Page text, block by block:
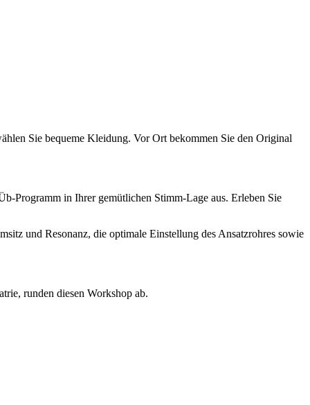
Sie bequeme Kleidung. Vor Ort bekommen Sie den Original
Programm in Ihrer gemütlichen Stimm-Lage aus. Erleben Sie
und Resonanz, die optimale Einstellung des Ansatzrohres sowie
runden diesen Workshop ab.